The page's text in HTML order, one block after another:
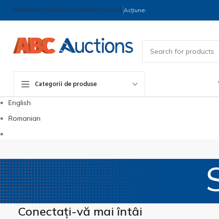
NewsletterContactati-neÎntrebări frecvente Acțiune:
Categorii de produse
English
Romanian
Conectați-vă mai întâi